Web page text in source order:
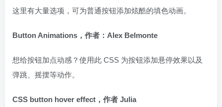
这里有大量选项，可为普通按钮添加炫酷的填色动画。
Button Animations，作者：Alex Belmonte
想给按钮加点动感？使用此 CSS 为按钮添加悬停效果以及
弹跳、摇摆等动作。
CSS button hover effect，作者 Julia